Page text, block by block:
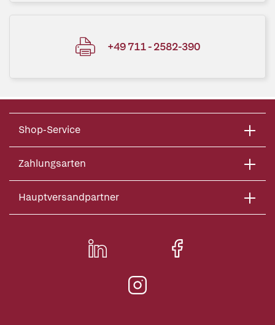
+49 711 - 2582-390
Shop-Service
Zahlungsarten
Hauptversandpartner